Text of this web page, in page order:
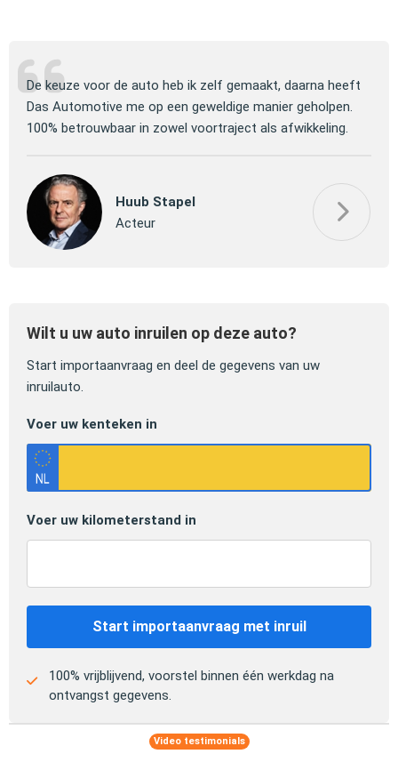
De keuze voor de auto heb ik zelf gemaakt, daarna heeft
Das Automotive me op een geweldige manier geholpen.
100% betrouwbaar in zowel voortraject als afwikkeling.
Huub Stapel
Acteur
Wilt u uw auto inruilen op deze auto?
Start importaanvraag en deel de gegevens van uw
inruilauto.
Voer uw kenteken in
Voer uw kilometerstand in
Start importaanvraag met inruil
100% vrijblijvend, voorstel binnen één werkdag na
ontvangst gegevens.
Video testimonials